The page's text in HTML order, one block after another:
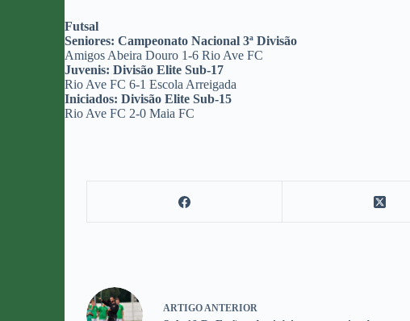
Futsal
Seniores: Campeonato Nacional 3ª Divisão
Amigos Abeira Douro 1-6 Rio Ave FC
Juvenis: Divisão Elite Sub-17
Rio Ave FC 6-1 Escola Arreigada
Iniciados: Divisão Elite Sub-15
Rio Ave FC 2-0 Maia FC
ARTIGO ANTERIOR